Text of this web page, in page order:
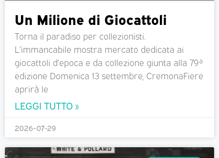
Un Milione di Giocattoli
Torna il paradiso per collezionisti.
L’immancabile mostra mercato dedicata ai
giocattoli d’epoca e da collezione giunta alla 79ª
edizione Domenica 13 settembre, CremonaFiere
aprirà le
LEGGI TUTTO »
2026-07-29